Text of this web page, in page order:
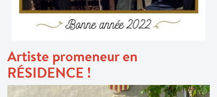
Artiste promeneur en
RÉSIDENCE !